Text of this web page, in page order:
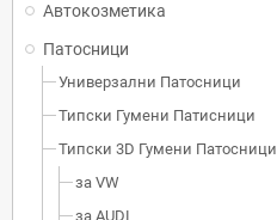
Автокозметика
Патосници
Универзални Патосници
Типски Гумени Патисници
Типски 3D Гумени Патосници
за VW
за AUDI